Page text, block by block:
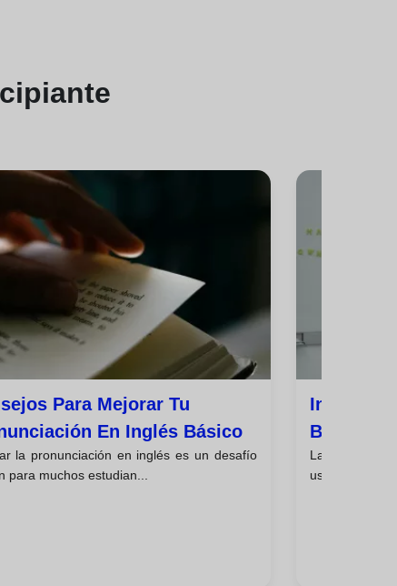
Para Mejorar Tu
En Inglés Básico
la pronunciación en inglés es un desafío
para muchos estudian...
Básica
La gramática
uso de una